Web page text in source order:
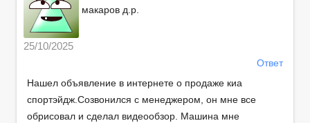
макаров д.р.
25/10/2025
Ответ
Нашел объявление в интернете о продаже киа
спортэйдж.Созвонился с менеджером, он мне все
обрисовал и сделал видеообзор. Машина мне